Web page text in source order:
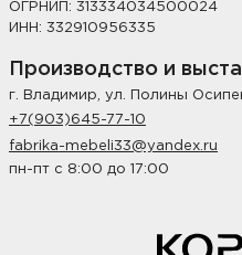
ОГРНИП: 313334034500024
ИНН: 332910956335
Производство и
г. Владимир, ул. Полины
+7(903)645-77-10
fabrika-mebeli33@yandex.ru
пн-пт с 8:00 до 17:00